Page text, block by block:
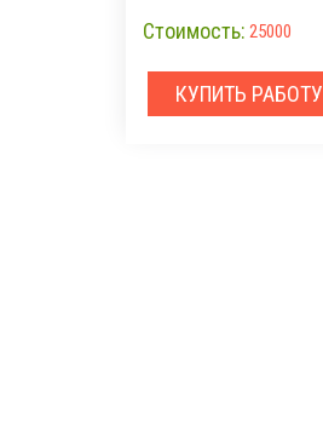
Стоимость: 25000
КУПИТЬ РАБОТУ